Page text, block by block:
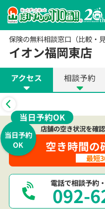
保険の無料相談窓口（比較・
イオン福岡東店
アクセス 相談予約
当日予約OK
電話で相談予約
092-
店舗の空き状況を確
当日予約
OK
空き時間の
最短